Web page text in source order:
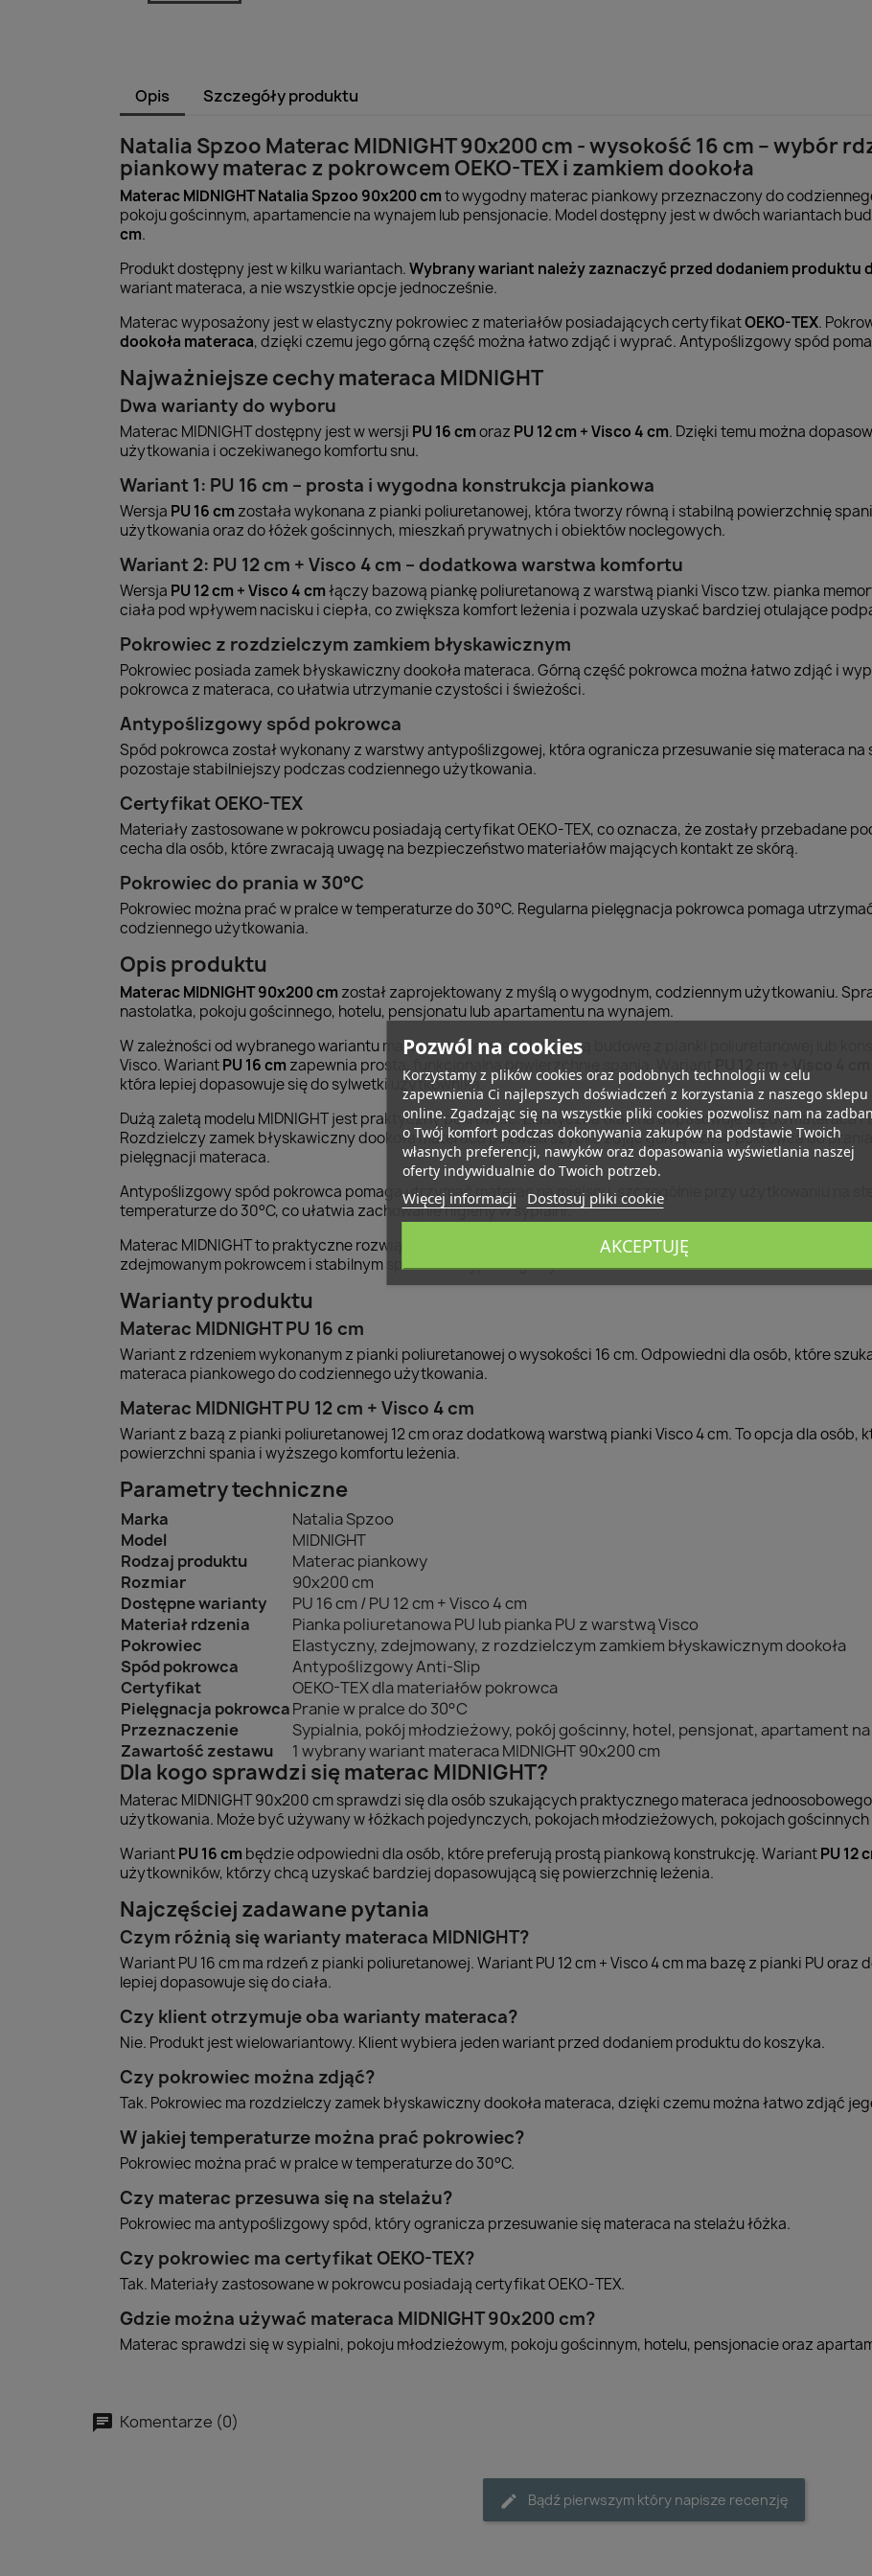
Opis Szczegóły produktu
Natalia Spzoo Materac MIDNIGHT 90x200 cm - wysokość 16 cm – wybór
piankowy materac z pokrowcem OEKO-TEX i zamkiem dookoła
Materac MIDNIGHT Natalia Spzoo 90x200 cmto wygodny materac piankowy przeznaczony do
pokoju gościnnym, apartamencie na wynajem lub pensjonacie. Model dostępny jest w dwóch wariantach
cm.
Produkt dostępny jest w kilku wariantach.Wybrany wariant należy zaznaczyć przed dodaniem produktu
wariant materaca, a nie wszystkie opcje jednocześnie.
Materac wyposażony jest w elastyczny pokrowiec z materiałów posiadających certyfikatOEKO-TEX.
dookoła materaca, dzięki czemu jego górną część można łatwo zdjąć i wyprać. Antypoślizgowy spód
Najważniejsze cechy materaca MIDNIGHT
Dwa warianty do wyboru
Materac MIDNIGHT dostępny jest w wersji PU 16 cmoraz PU 12 cm + Visco 4 cm. Dzięki temu można
użytkowania i oczekiwanego komfortu snu.
Wariant 1: PU 16 cm – prosta i wygodna konstrukcja piankowa
Wersja PU 16 cm została wykonana z pianki poliuretanowej, która tworzy równą i stabilną powierzchnię
użytkowania oraz do łóżek gościnnych, mieszkań prywatnych i obiektów noclegowych.
Wariant 2: PU 12 cm + Visco 4 cm – dodatkowa warstwa komfortu
Wersja PU 12 cm + Visco 4 cmłączy bazową piankę poliuretanową z warstwą pianki Visco tzw. pianka
ciała pod wpływem nacisku i ciepła, co zwiększa komfort leżenia i pozwala uzyskać bardziej otulające
Pokrowiec z rozdzielczym zamkiem błyskawicznym
Pokrowiec posiada zamek błyskawiczny dookoła materaca. Górną część pokrowca można łatwo zdjąć i
pokrowca z materaca, co ułatwia utrzymanie czystości i świeżości.
Antypoślizgowy spód pokrowca
Spód pokrowca został wykonany z warstwy antypoślizgowej, która ogranicza przesuwanie się materaca na
pozostaje stabilniejszy podczas codziennego użytkowania.
Certyfikat OEKO-TEX
Materiały zastosowane w pokrowcu posiadają certyfikat OEKO-TEX, co oznacza, że zostały przebadane
cecha dla osób, które zwracają uwagę na bezpieczeństwo materiałów mających kontakt ze skórą.
Pokrowiec do prania w 30°C
Pokrowiec można prać w pralce w temperaturze do 30°C. Regularna pielęgnacja pokrowca pomaga
codziennego użytkowania.
Opis produktu
Materac MIDNIGHT 90x200 cm został zaprojektowany z myślą o wygodnym, codziennym użytkowaniu.
nastolatka, pokoju gościnnego, hotelu, pensjonatu lub apartamentu na wynajem.
W zależności od wybranego wariantu materac może mieć klasyczną budowę z pianki poliuretanowej lub
Visco. WariantPU 16 cm zapewnia prostą, funkcjonalną powierzchnię spania. WariantPU 12 cm + Visco 4 cm
która lepiej dopasowuje się do sylwetki użytkownika.
Dużą zaletą modelu MIDNIGHT jest praktyczny pokrowiec. Elastyczna tkanina dopasowuje się do materaca
Rozdzielczy zamek błyskawiczny dookoła materaca pozwala szybko zdjąć górną część pokrowca do
pielęgnacji materaca.
Antypoślizgowy spód pokrowca pomaga utrzymać materac na miejscu, szczególnie przy użytkowaniu na
temperaturze do 30°C, co ułatwia zachowanie higieny w sypialni.
Materac MIDNIGHT to praktyczne rozwiązanie dla osób, które szukają wygodnego materaca piankowego
zdejmowanym pokrowcem i stabilnym spodem antypoślizgowym.
Warianty produktu
Materac MIDNIGHT PU 16 cm
Wariant z rdzeniem wykonanym z pianki poliuretanowej o wysokości 16 cm. Odpowiedni dla osób, które
materaca piankowego do codziennego użytkowania.
Materac MIDNIGHT PU 12 cm + Visco 4 cm
Wariant z bazą z pianki poliuretanowej 12 cm oraz dodatkową warstwą pianki Visco 4 cm. To opcja dla
powierzchni spania i wyższego komfortu leżenia.
Parametry techniczne
Marka
Natalia Spzoo
Model
MIDNIGHT
Rodzaj produktu
Materac piankowy
Rozmiar
90x200 cm
Dostępne warianty
PU 16 cm / PU 12 cm + Visco 4 cm
Materiał rdzenia
Pianka poliuretanowa PU lub pianka PU z warstwą Visco
Pokrowiec
Elastyczny, zdejmowany, z rozdzielczym zamkiem błyskawicznym dookoła
Spód pokrowca
Antypoślizgowy Anti-Slip
Certyfikat
OEKO-TEX dla materiałów pokrowca
Pielęgnacja pokrowcaPranie w pralce do 30°C
Przeznaczenie
Sypialnia, pokój młodzieżowy, pokój gościnny, hotel, pensjonat, apartament
Zawartość zestawu
1 wybrany wariant materaca MIDNIGHT 90x200 cm
Dla kogo sprawdzi się materac MIDNIGHT?
Materac MIDNIGHT 90x200 cm sprawdzi się dla osób szukających praktycznego materaca
użytkowania. Może być używany w łóżkach pojedynczych, pokojach młodzieżowych, pokojach
WariantPU 16 cm będzie odpowiedni dla osób, które preferują prostą piankową konstrukcję. WariantPU 12
użytkowników, którzy chcą uzyskać bardziej dopasowującą się powierzchnię leżenia.
Najczęściej zadawane pytania
Czym różnią się warianty materaca MIDNIGHT?
Wariant PU 16 cm ma rdzeń z pianki poliuretanowej. Wariant PU 12 cm + Visco 4 cm ma bazę z pianki PU
lepiej dopasowuje się do ciała.
Czy klient otrzymuje oba warianty materaca?
Nie. Produkt jest wielowariantowy. Klient wybiera jeden wariant przed dodaniem produktu do koszyka.
Czy pokrowiec można zdjąć?
Tak. Pokrowiec ma rozdzielczy zamek błyskawiczny dookoła materaca, dzięki czemu można łatwo zdjąć
W jakiej temperaturze można prać pokrowiec?
Pokrowiec można prać w pralce w temperaturze do 30°C.
Czy materac przesuwa się na stelażu?
Pokrowiec ma antypoślizgowy spód, który ogranicza przesuwanie się materaca na stelażu łóżka.
Czy pokrowiec ma certyfikat OEKO-TEX?
Tak. Materiały zastosowane w pokrowcu posiadają certyfikat OEKO-TEX.
Gdzie można używać materaca MIDNIGHT 90x200 cm?
Materac sprawdzi się w sypialni, pokoju młodzieżowym, pokoju gościnnym, hotelu, pensjonacie oraz
Komentarze (0)
Bądź pierwszym który napisze recenzję
Pozwól na cookies
Korzystamy z plików cookies oraz podobnych technologii w celu
zapewnienia Ci najlepszych doświadczeń z korzystania z naszego sklepu
online. Zgadzając się na wszystkie pliki cookies pozwolisz nam na
o Twój komfort podczas dokonywania zakupów na podstawie Twoich
własnych preferencji, nawyków oraz dopasowania wyświetlania naszej
oferty indywidualnie do Twoich potrzeb.
Więcej informacji Dostosuj pliki cookie
AKCEPTUJĘ